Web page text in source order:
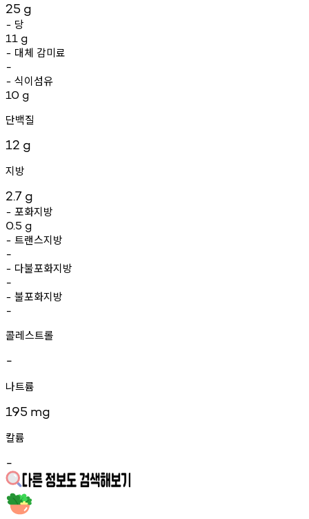
25 g
- 당
11 g
- 대체 감미료
-
- 식이섬유
10 g
단백질
12 g
지방
2.7 g
- 포화지방
0.5 g
- 트랜스지방
-
- 다불포화지방
-
- 불포화지방
-
콜레스트롤
-
나트륨
195 mg
칼륨
-